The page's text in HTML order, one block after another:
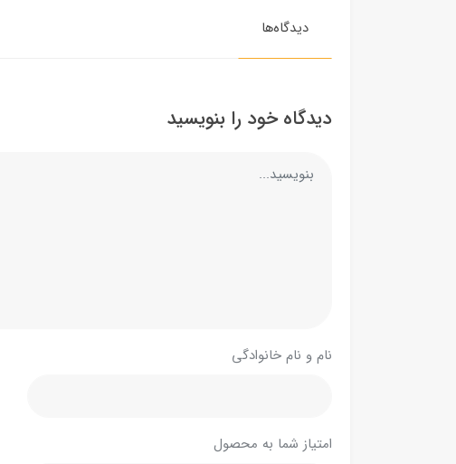
دیدگاه‌ها
دیدگاه خود را بنویسید
نام و نام خانوادگی
امتیاز شما به محصول